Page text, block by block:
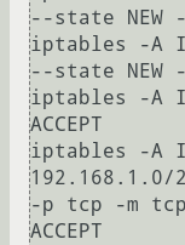
--state NEW -
iptables -A
--state NEW -
iptables -A
ACCEPT
iptables -A
192.168.1.0/
-p tcp -m
ACCEPT